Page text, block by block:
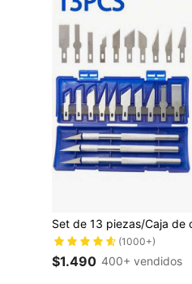
(1000+)
$1.490 400+ vendidos